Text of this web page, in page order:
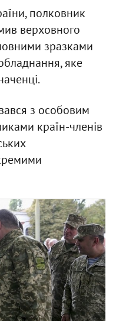
полковник
верховного
зразками
яке
з особовим
країн-членів